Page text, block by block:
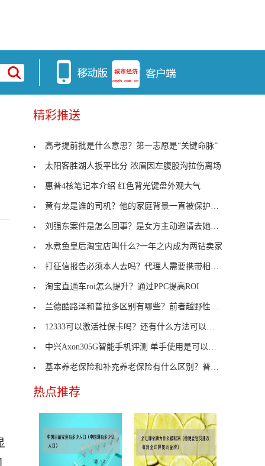
精彩推送
高考提前批是什么意思？第一志愿是“关键命脉”
太阳客胜湖人扳平比分 浓眉因左腹股沟拉伤离场
惠普4核笔记本介绍 红色背光键盘外观大气
黄有龙是谁的司机？他的家庭背景一直被保护的很好
刘强东案件是怎么回事？是女方主动邀请去她的公寓
水煮鱼皇后淘宝店叫什么?一年之内成为两钻卖家
打征信报告必须本人去吗？代理人需要携带相关资料
淘宝直通车roi怎么提升？通过PPC提高ROI
兰德酷路泽和普拉多区别有哪些？前者越野性更加强大
12333可以激活社保卡吗？还有什么方法可以激活社保
中兴Axon305G智能手机评测 单手使用是可以管理的
基本养老保险和补充养老保险有什么区别？普及程度不
热点推荐